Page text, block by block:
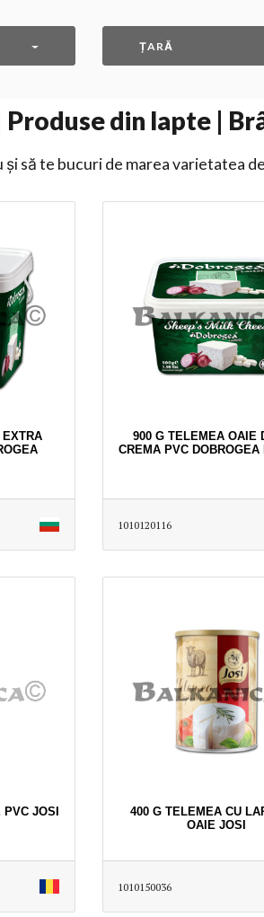
ȚARĂ
din lapte |
să te bucuri de marea varietatea
900 G TELEMEA OAIE
CREMA PVC DOBROGEA
1010120116
JOSI
400 G TELEMEA CU
OAIE JOSI
1010150036